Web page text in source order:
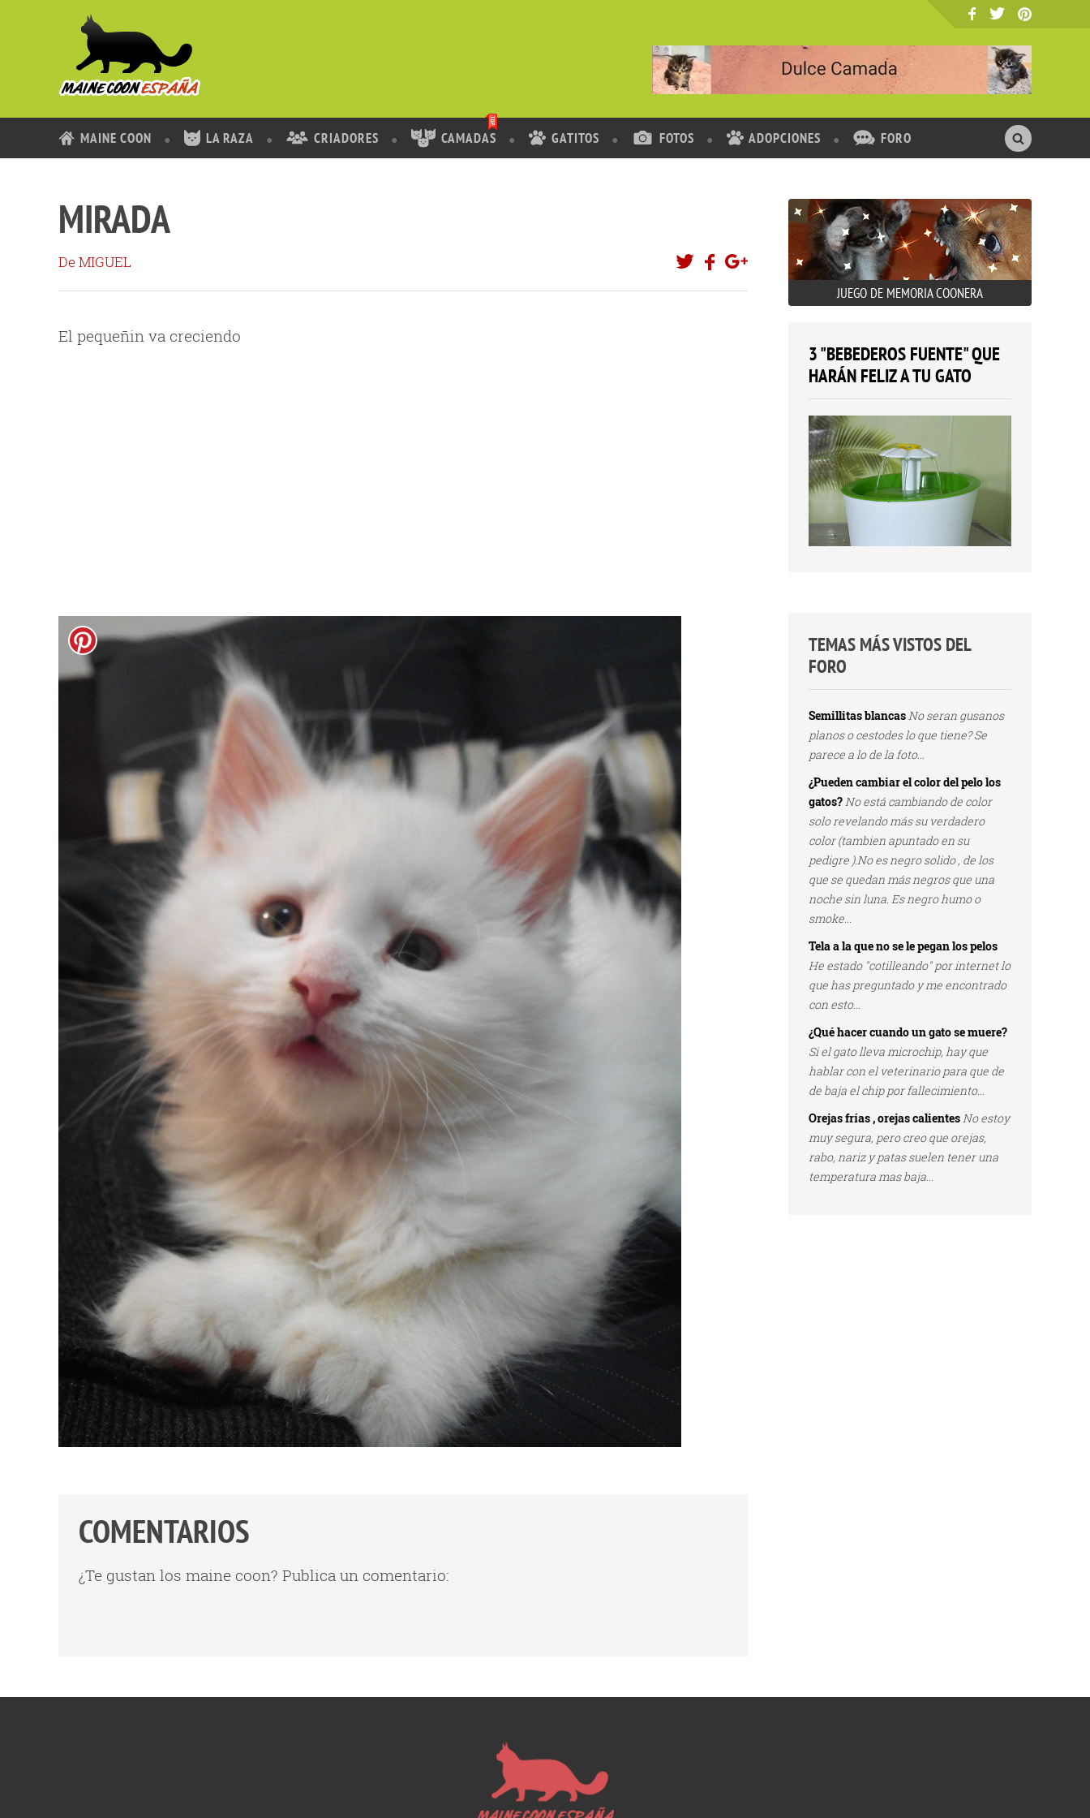
MAINE COON LA RAZA CRIADORES CAMADAS GATITOS FOTOS ADOPCIONES FORO
MIRADA
De MIGUEL
El pequeñin va creciendo
COMENTARIOS
¿Te gustan los maine coon? Publica un comentario:
JUEGO DE MEMORIA COONERA
3 "BEBEDEROS FUENTE" QUE
HARÁN FELIZ A TU GATO
TEMAS MÁS VISTOS DEL
FORO
Semillitas blancasNo seran gusanos
planos o cestodes lo que tiene? Se
parece a lo de la foto...
¿Pueden cambiar el color del pelo los
gatos?No está cambiando de color
solo revelando más su verdadero
color (tambien apuntado en su
pedigre ).No es negro solido , de los
que se quedan más negros que una
noche sin luna. Es negro humo o
smoke...
Tela a la que no se le pegan los pelos
He estado "cotilleando" por internet lo
que has preguntado y me encontrado
con esto...
¿Qué hacer cuando un gato se muere?
Si el gato lleva microchip, hay que
hablar con el veterinario para que de
de baja el chip por fallecimiento...
Orejas frías , orejas calientesNo estoy
muy segura, pero creo que orejas,
rabo, nariz y patas suelen tener una
temperatura mas baja...